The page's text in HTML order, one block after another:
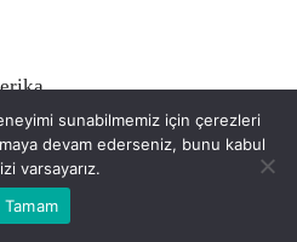
sunabilmemiz için çerezleri
devam ederseniz, bunu kabul
varsayarız.
Tamam